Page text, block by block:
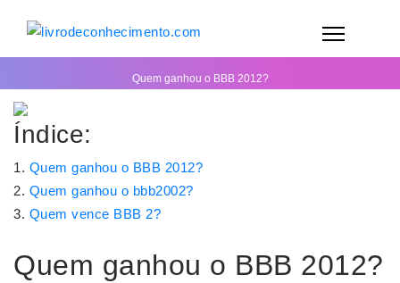
Quem ganhou o BBB 2012?
Índice:
Quem ganhou o BBB 2012?
Quem ganhou o bbb2002?
Quem vence BBB 2?
Quem ganhou o BBB 2012?